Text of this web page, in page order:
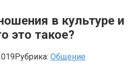
в культуре и
это такое?
Рубрика: Общение